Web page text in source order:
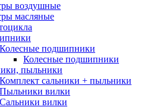
воздушные
масляные
Колесные подшипники
Колесные подшипники
пыльники
Комплект сальники + пыльники
Пыльники вилки
Сальники вилки